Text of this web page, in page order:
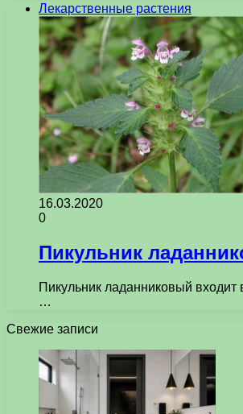
Лекарственные растения
16.03.2020
0
Пикульник
Пикульник ладанниковый входит
…
Свежие записи